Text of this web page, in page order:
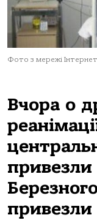
Фото з мережі Інтернет
Вчора о
привезли
привезли